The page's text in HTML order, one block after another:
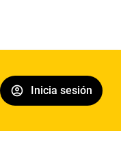
Inicia sesión